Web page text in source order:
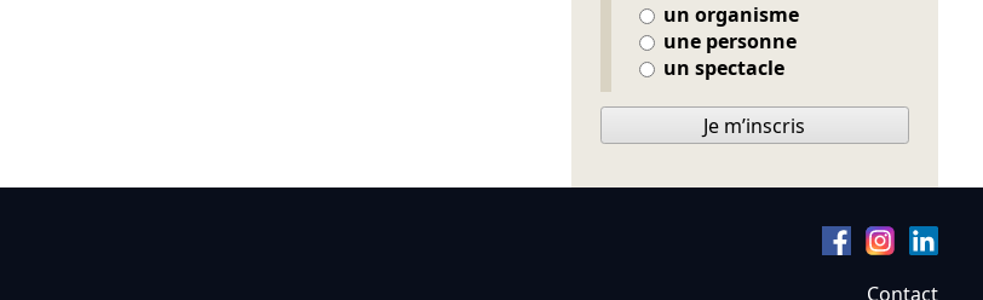
un organisme
une personne
un spectacle
Je m’inscris
Contact